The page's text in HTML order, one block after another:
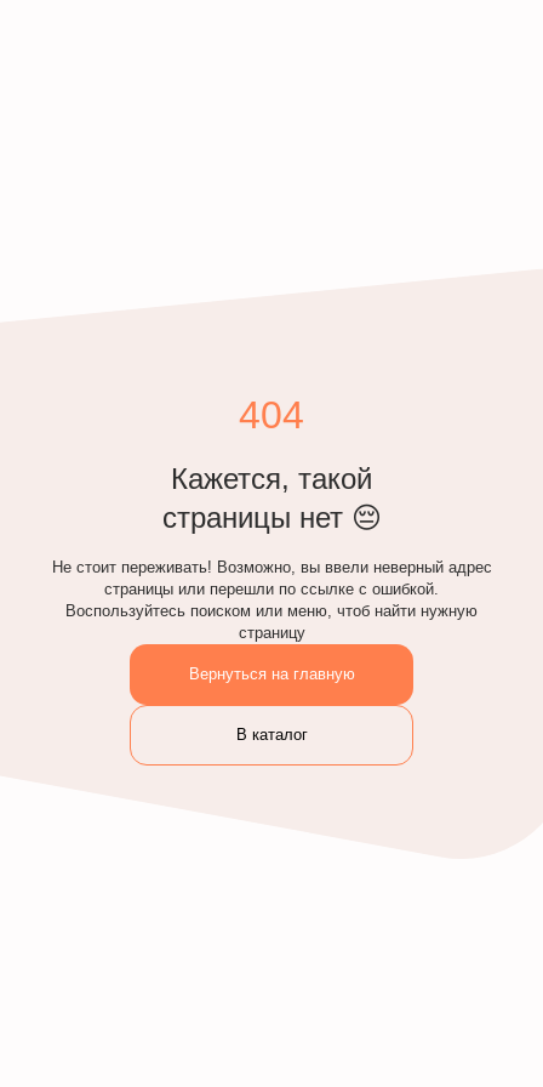
404
Кажется, такой
страницы нет 😔
Не стоит переживать! Возможно, вы ввели неверный адрес
страницы или перешли по ссылке с ошибкой.
Воспользуйтесь поиском или меню, чтоб найти нужную
страницу
Вернуться на главную
В каталог